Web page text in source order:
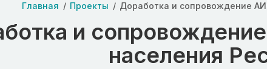
Главная Проекты Доработка и сопровождение
и
населения